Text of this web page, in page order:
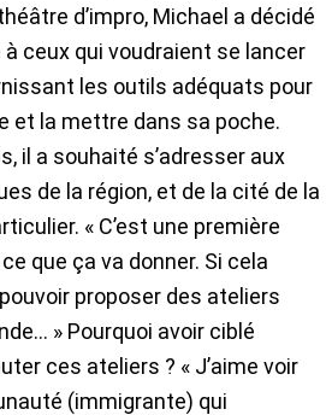
d’impro, Michael a décidé
ceux qui voudraient se lancer
les outils adéquats pour
et la mettre dans sa poche.
il a souhaité s’adresser aux
de la région, et de la cité de la
« C’est une première
que ça va donner. Si cela
proposer des ateliers
» Pourquoi avoir ciblé
ces ateliers ? « J’aime voir
(immigrante) qui